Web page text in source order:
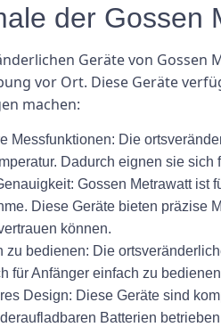
der Gossen
Geräte von Gossen
vor Ort. Diese Geräte
machen:
Messfunktionen: Die
Dadurch eignen sie
Gossen Metrawatt ist
Diese Geräte bieten präzise
können.
zu bedienen: Die
für Anfänger einfach zu
Design: Diese Geräte sind
Batterien